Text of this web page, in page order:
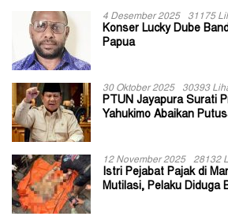
4 Desember 2025 31175
Konser Lucky Dube
Papua
30 Oktober 2025 30393
PTUN Jayapura Surati
Yahukimo Abaikan
12 November 2025 28132
Istri Pejabat Pajak di
Mutilasi, Pelaku Diduga